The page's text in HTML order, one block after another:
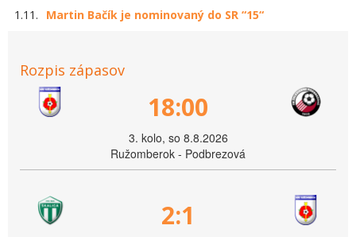
1.11.
Martin Bačík je nominovaný do SR “15“
Rozpis zápasov
18:00
3. kolo, so 8.8.2026
Ružomberok - Podbrezová
2:1